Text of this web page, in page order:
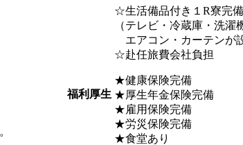
福利厚生
☆生活備品付き１R寮完備
（テレビ・冷蔵庫・洗濯
エアコン・カーテンが
☆赴任旅費会社負担
★健康保険完備
★厚生年金保険完備
★雇用保険完備
★労災保険完備
★食堂あり